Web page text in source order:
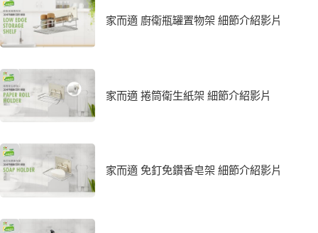
家而適 廚衛瓶罐置物架 細節介紹影片
家而適 捲筒衛生紙架 細節介紹影片
家而適 免釘免鑽香皂架 細節介紹影片